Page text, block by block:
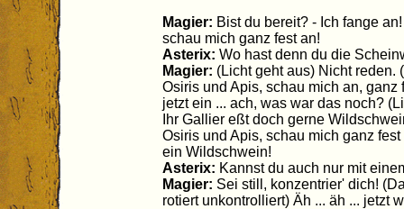
Magier: Bist du bereit? - Ich fange
schau mich ganz fest an!
Asterix: Wo hast denn du die
Magier: (Licht geht aus) Nicht reden.
Osiris und Apis, schau mich an,
jetzt ein ... ach, was war das noch?
Ihr Gallier eßt doch gerne
Osiris und Apis, schau mich ganz
ein Wildschwein!
Asterix: Kannst du auch nur mit
Magier: Sei still, konzentrier' dich!
rotiert unkontrolliert) Äh ... äh ... jetzt